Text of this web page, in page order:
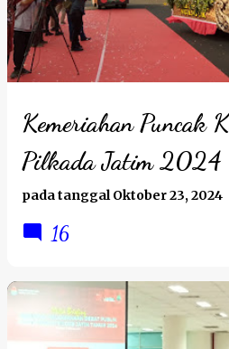
Kemeriahan Puncak
Pilkada Jatim 2024
pada tanggalOktober 23, 2024
16